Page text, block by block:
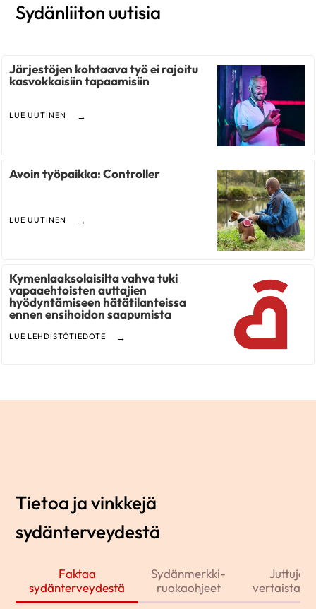
Sydänliiton uutisia
Järjestöjen kohtaava työ ei rajoitu
kasvokkaisiin tapaamisiin
LUE UUTINEN
Avoin työpaikka: Controller
LUE UUTINEN
Kymenlaaksolaisilta vahva tuki
vapaaehtoisten auttajien
hyödyntämiseen hätätilanteissa
ennen ensihoidon saapumista
LUE LEHDISTÖTIEDOTE
Tietoa ja vinkkejä
sydänterveydestä
Faktaa
sydänterveydestä
Sydänmerkki-
ruokaohjeet
Juttuja